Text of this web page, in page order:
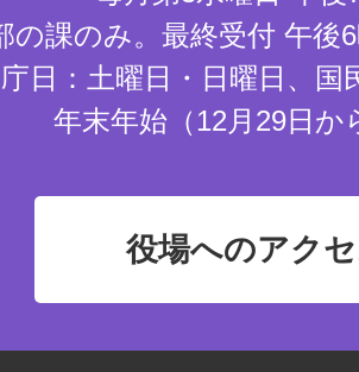
の課のみ。最終受付 午
日：土曜日・日曜日、国
年末年始（12月29日か
役場へのアク